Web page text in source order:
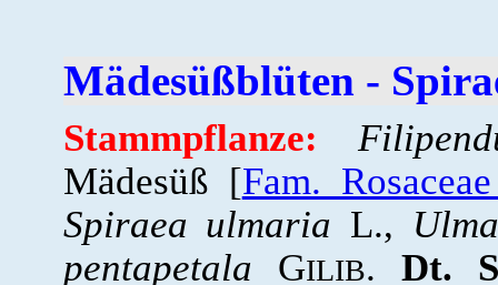
Mädesüßblüten -
Stammpflanze:
Mädesüß [Fam.
Spiraea ulmaria L.,
pentapetala GILIB. Dt.